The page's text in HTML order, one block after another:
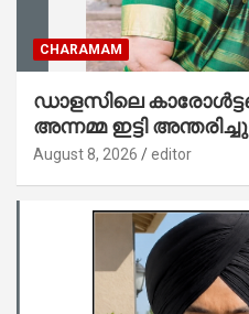
CHARAMAM
ഡാളസിലെ കാരോൾട്ടണിൽ കുടക്കശ്ശേരിൽ
അന്നമ്മ ഇട്ടി അന്തരിച്ചു
August 8, 2026 editor